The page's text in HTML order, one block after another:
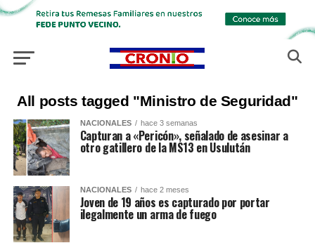
All posts tagged "Ministro de Seguridad"
NACIONALES hace 3 semanas
Capturan a «Pericón», señalado de asesinar a
otro gatillero de la MS13 en Usulután
NACIONALES hace 2 meses
Joven de 19 años es capturado por portar
ilegalmente un arma de fuego